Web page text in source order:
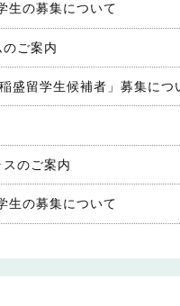
生の募集について
ご案内
盛留学生候補者」募集につ
のご案内
生の募集について